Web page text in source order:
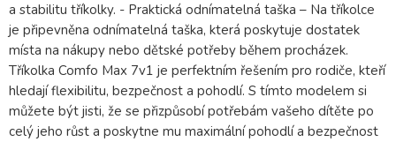
a stabilitu tříkolky. - Praktická odnímatelná taška – Na tříkolce
je připevněna odnímatelná taška, která poskytuje dostatek
místa na nákupy nebo dětské potřeby během procházek.
Tříkolka Comfo Max 7v1 je perfektním řešením pro rodiče, kteří
hledají flexibilitu, bezpečnost a pohodlí. S tímto modelem si
můžete být jisti, že se přizpůsobí potřebám vašeho dítěte po
celý jeho růst a poskytne mu maximální pohodlí a bezpečnost